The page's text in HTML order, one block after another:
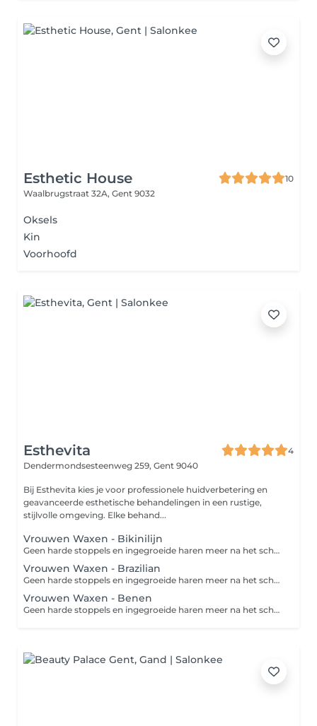
Esthetic House
10
Waalbrugstraat 32A, Gent 9032
Oksels
Kin
Voorhoofd
Esthevita
4
Dendermondsesteenweg 259, Gent 9040
Bij Esthevita kies je voor professionele huidverbetering en
geavanceerde esthetische behandelingen in een rustige,
stijlvolle omgeving. Elke behand...
Vrouwen Waxen - Bikinilijn
Geen harde stoppels en ingegroeide haren meer na het scheren? Dan is waxen de perfecte oplossing. Waxen is een ontharingsmethode die de haar met wortel en al verwijdert. Een groot voordeel van waxen ten opzichte van scheren is dat de haren langer wegblijven en zachter teruggroeien. Zo geniet je langer van een zijdezachte huid! Bij een 'bikinilijn' worden ongewenste haren in je liezen en aan de boven- en zijkanten van het bikinigebied verwijderd. Bij een 'Brazilian' wordt niet alleen het schaamhaar van je bikinilijn en venusheuvel verwijderd, maar ook dat van je intieme delen (schaamlippen, bilnaad en rond de anus). Desgewenst wordt er een streepje of driehoekje overgelaten.
Vrouwen Waxen - Brazilian
Geen harde stoppels en ingegroeide haren meer na het scheren? Dan is waxen de perfecte oplossing. Waxen is een ontharingsmethode die de haar met wortel en al verwijdert. Een groot voordeel van waxen ten opzichte van scheren is dat de haren langer wegblijven en zachter teruggroeien. Zo geniet je langer van een zijdezachte huid! Bij een 'bikinilijn' worden ongewenste haren in je liezen en aan de boven- en zijkanten van het bikinigebied verwijderd. Bij een 'Brazilian' wordt niet alleen het schaamhaar van je bikinilijn en venusheuvel verwijderd, maar ook dat van je intieme delen (schaamlippen, bilnaad en rond de anus). Desgewenst wordt er een streepje of driehoekje overgelaten.
Vrouwen Waxen - Benen
Geen harde stoppels en ingegroeide haren meer na het scheren? Dan is waxen de perfecte oplossing. Waxen is een ontharingsmethode die de haar met wortel en al verwijdert. Een groot voordeel van waxen ten opzichte van scheren is dat de haren langer wegblijven en zachter teruggroeien. Zo geniet je langer van een zijdezachte huid! Bij een 'bikinilijn' worden ongewenste haren in je liezen en aan de boven- en zijkanten van het bikinigebied verwijderd. Bij een 'Brazilian' wordt niet alleen het schaamhaar van je bikinilijn en venusheuvel verwijderd, maar ook dat van je intieme delen (schaamlippen, bilnaad en rond de anus). Desgewenst wordt er een streepje of driehoekje overgelaten.